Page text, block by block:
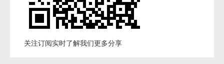
关注订阅实时了解我们更多分享